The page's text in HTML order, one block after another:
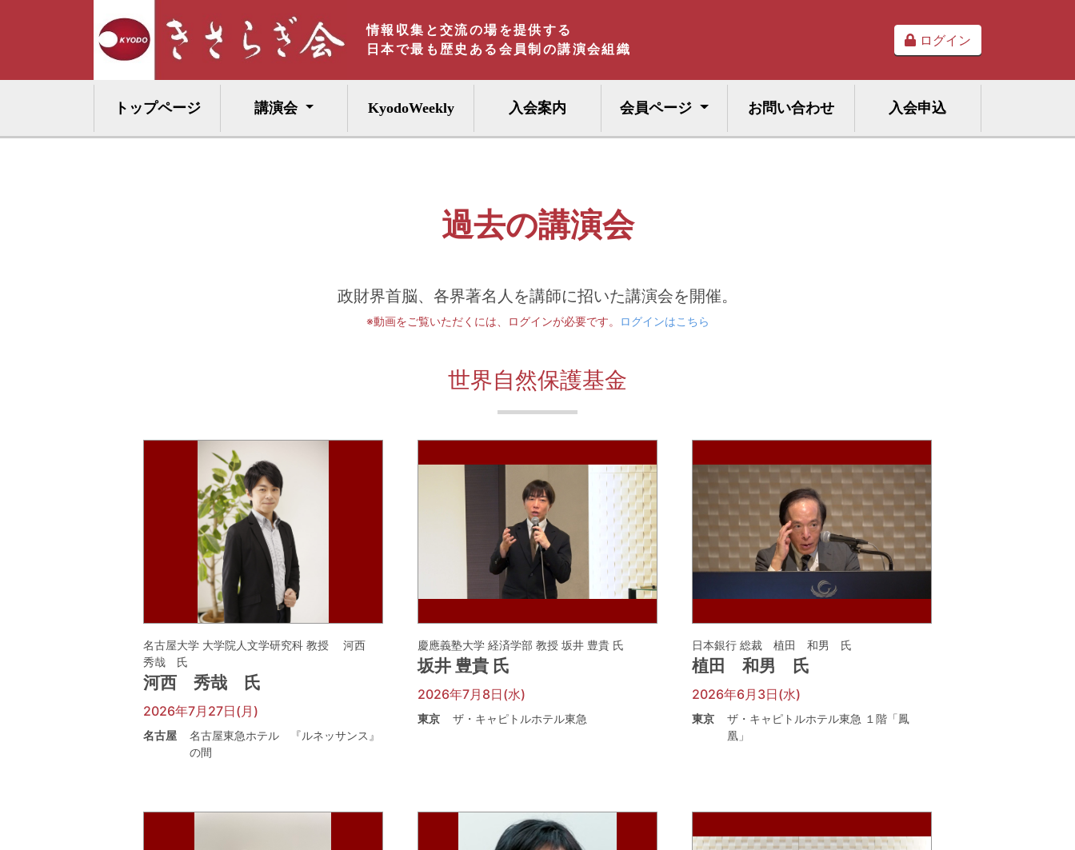
情報収集と交流の場を提供する
日本で最も歴史ある会員制の講演会組織
ログイン
トップページ 講演会 KyodoWeekly 入会案内 会員ページ お問い合わせ 入会申込
過去の講演会
政財界首脳、各界著名人を講師に招いた講演会を開催。
※動画をご覧いただくには、ログインが必要です。 ログインはこちら
世界自然保護基金
名古屋大学 大学院人文学研究科 教授 河西
秀哉 氏
河西 秀哉 氏
2026年7月27日(月)
名古屋
名古屋東急ホテル 『ルネッサンス』
の間
慶應義塾大学 経済学部 教授 坂井 豊貴 氏
坂井 豊貴 氏
2026年7月8日(水)
東京 ザ・キャピトルホテル東急
日本銀行 総裁 植田 和男 氏
植田 和男 氏
2026年6月3日(水)
東京
ザ・キャピトルホテル東急 １階「鳳
凰」